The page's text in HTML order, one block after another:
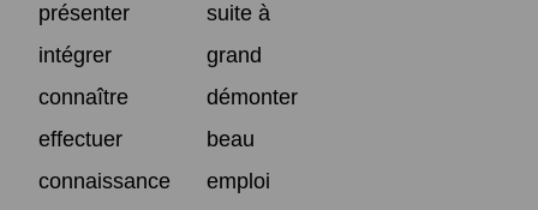
présenter
suite à
intégrer
grand
connaître
démonter
effectuer
beau
connaissance
emploi